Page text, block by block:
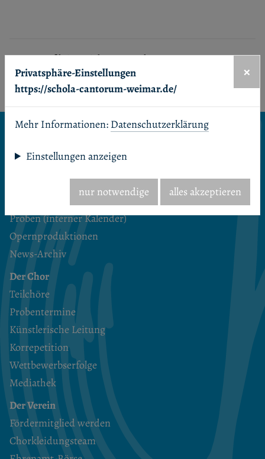
Unsere Profile in sozialen Netzwerken
Facebook
Youtube
Seitenanfang
Startseite
Termine & Aktuelles
Proben (interner Kalender)
Opernproduktionen
News-Archiv
Der Chor
Teilchöre
Probentermine
Künstlerische Leitung
Korrepetition
Wettbewerbserfolge
Mediathek
Der Verein
Fördermitglied werden
Chorkleidungsteam
Privatsphäre-Einstellungen
https://schola-cantorum-weimar.de/
×
Mehr Informationen: Datenschutzerklärung
Einstellungen anzeigen
nur notwendige alles akzeptieren